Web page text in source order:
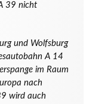
39 nicht
und Wolfsburg
A 14
im Raum
nach
wird auch